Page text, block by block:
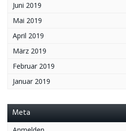
Juni 2019
Mai 2019
April 2019
März 2019
Februar 2019
Januar 2019
Meta